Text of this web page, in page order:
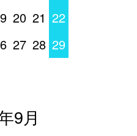
20 21 22
27 28 29
9月